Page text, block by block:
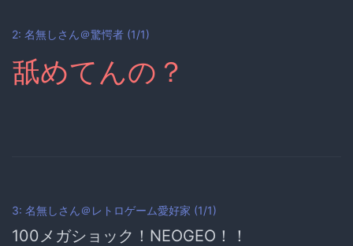
2: 名無しさん＠驚愕者 (1/1)
舐めてんの？
3: 名無しさん＠レトロゲーム愛好家 (1/1)
100メガショック！NEOGEO！！